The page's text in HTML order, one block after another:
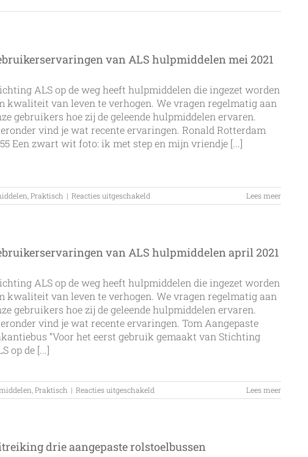
van ALS hulpmiddelen mei 2021
ALS op de weg heeft hulpmiddelen die ingezet worden
kwaliteit van leven te verhogen. We vragen regelmatig aan
gebruikers hoe zij de geleende hulpmiddelen ervaren.
vind je wat recente ervaringen. Ronald Rotterdam
Een zwart wit foto: ik met step en mijn vriendje [...]
Praktisch | Reacties uitgeschakeld
gebruikerservaringen
mei
2021
Lees meer
van ALS hulpmiddelen april 2021
ALS op de weg heeft hulpmiddelen die ingezet worden
kwaliteit van leven te verhogen. We vragen regelmatig aan
gebruikers hoe zij de geleende hulpmiddelen ervaren.
vind je wat recente ervaringen. Tom Aangepaste
“Voor het eerst gebruik gemaakt van Stichting
op de [...]
Praktisch | Reacties uitgeschakeld
gebruikerservaringen
april
2021
Lees meer
drie aangepaste rolstoelbussen